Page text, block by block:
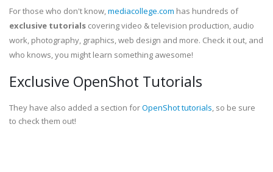
For those who don't know,mediacollege.com has hundreds of
exclusive tutorials covering video & television production, audio
work, photography, graphics, web design and more. Check it out, and
who knows, you might learn something awesome!
Exclusive OpenShot Tutorials
They have also added a section forOpenShot tutorials, so be sure
to check them out!